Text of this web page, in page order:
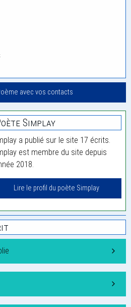
avec vos contacts
Simplay
a publié sur le site 17 écrits.
est membre du site depuis
2018.
Lire le profil du poète Simplay